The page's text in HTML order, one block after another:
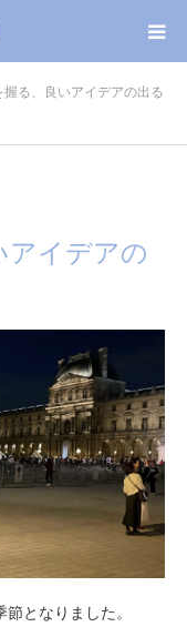
握る、良いアイデアの出る
アイデアの
となりました。